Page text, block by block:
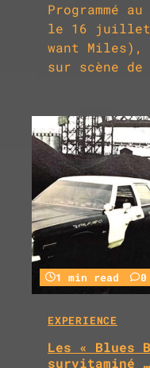
Programmé
le 16 juillet
want Miles),
sur scène de
1 min read 0
EXPERIENCE
Les « Blues
survitaminé …